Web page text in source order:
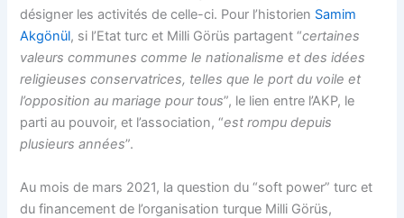
désigner les activités de celle-ci. Pour l’historien Samim
Akgönül, si l’Etat turc et Milli Görüs partagent “certaines
valeurs communes comme le nationalisme et des idées
religieuses conservatrices, telles que le port du voile et
l’opposition au mariage pour tous”, le lien entre l’AKP, le
parti au pouvoir, et l’association, “est rompu depuis
plusieurs années”.
Au mois de mars 2021, la question du “soft power” turc et
du financement de l’organisation turque Milli Görüs,